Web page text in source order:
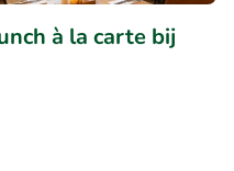
à la carte bij